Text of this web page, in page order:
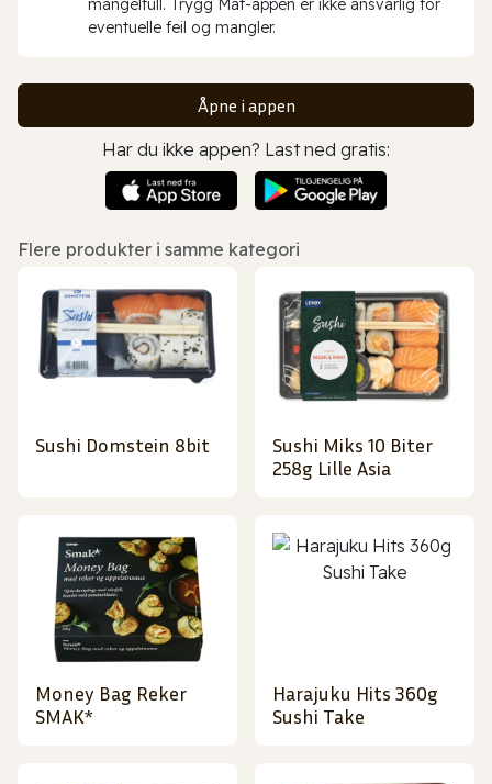
mangelfull. Trygg Mat-appen er ikke ansvarlig for
eventuelle feil og mangler.
Åpne i appen
Har du ikke appen? Last ned gratis:
Flere produkter i samme kategori
Sushi Domstein 8bit
Sushi Miks 10 Biter
258g Lille Asia
Money Bag Reker
SMAK*
Harajuku Hits 360g
Sushi Take